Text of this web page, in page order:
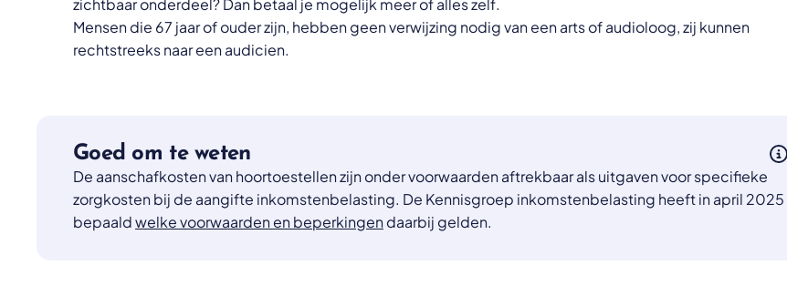
zichtbaar onderdeel? Dan betaal je mogelijk meer of alles zelf.
Mensen die 67 jaar of ouder zijn, hebben geen verwijzing nodig van een arts of audioloog, zij kunnen
rechtstreeks naar een audicien.
Goed om te weten
De aanschafkosten van hoortoestellen zijn onder voorwaarden aftrekbaar als uitgaven voor specifieke
zorgkosten bij de aangifte inkomstenbelasting. De Kennisgroep inkomstenbelasting heeft in april 2025
bepaaldwelke voorwaarden en beperkingendaarbij gelden.